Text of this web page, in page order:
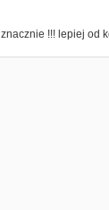
!!! lepiej od